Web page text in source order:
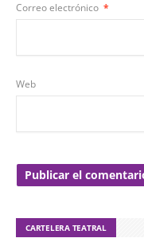
Correo electrónico *
Web
CARTELERA TEATRAL